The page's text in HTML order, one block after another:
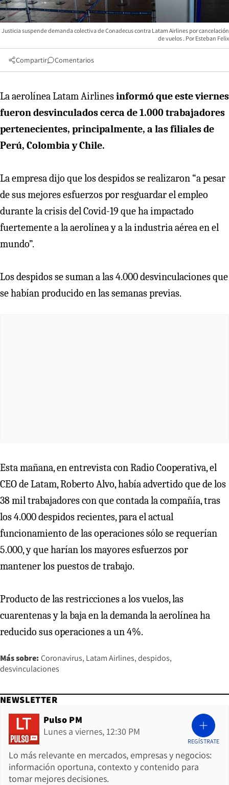
Justicia suspende demanda colectiva de Conadecus contra Latam Airlines por cancelación
de vuelos
Esteban Felix
Compartir Comentarios
La aerolínea Latam Airlinesinformó que este viernes
fueron desvinculados cerca de 1.000 trabajadores
pertenecientes, principalmente, a las filiales de
Perú, Colombia y Chile.
La empresa dijo que los despidos se realizaron “a pesar
de sus mejores esfuerzos por resguardar el empleo
durante la crisis del Covid-19 que ha impactado
fuertemente a la aerolínea y a la industria aérea en el
mundo”.
Los despidos se suman a las 4.000 desvinculaciones que
se habían producido en las semanas previas.
Esta mañana, en entrevista con Radio Cooperativa, el
CEO de Latam, Roberto Alvo, había advertido que de los
38 mil trabajadores con que contada la compañía, tras
los 4.000 despidos recientes, para el actual
funcionamiento de las operaciones sólo se requerían
5.000, y que harían los mayores esfuerzos por
mantener los puestos de trabajo.
Producto de las restricciones a los vuelos, las
cuarentenas y la baja en la demanda la aerolínea ha
reducido sus operaciones a un 4%.
Más sobre: Coronavirus Latam Airlines despidos
desvinculaciones
NEWSLETTER
Pulso PM
Lunes a viernes, 12:30 PM
Lo más relevante en mercados, empresas y negocios:
información oportuna, contexto y contenido para
tomar mejores decisiones.
REGÍSTRATE